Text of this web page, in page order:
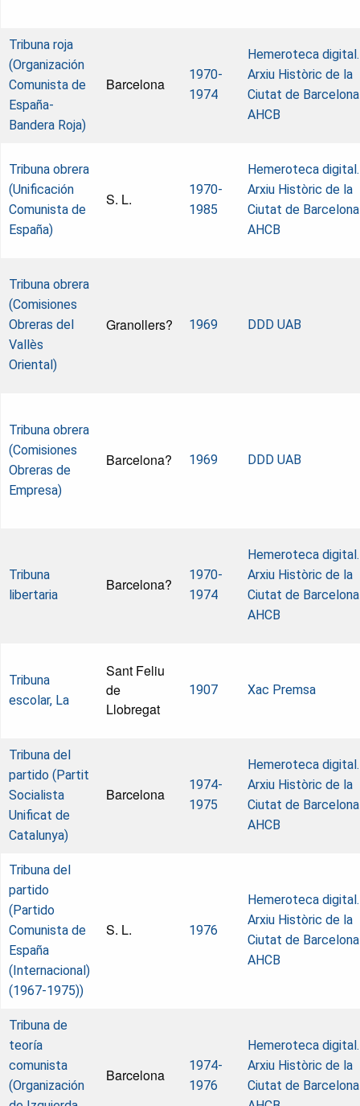
Tribuna roja
(Organización
Comunista de
España-
Bandera Roja)
Barcelona
1970-
1974
Hemeroteca digital.
Arxiu Històric de la
Ciutat de Barcelona
AHCB
Tribuna obrera
(Unificación
Comunista de
España)
S. L.
1970-
1985
Hemeroteca digital.
Arxiu Històric de la
Ciutat de Barcelona
AHCB
Tribuna obrera
(Comisiones
Obreras del
Vallès
Oriental)
Granollers? 1969 DDD UAB
Tribuna obrera
(Comisiones
Obreras de
Empresa)
Barcelona? 1969 DDD UAB
Tribuna
libertaria
Barcelona?
1970-
1974
Hemeroteca digital.
Arxiu Històric de la
Ciutat de Barcelona
AHCB
Tribuna
escolar, La
Sant Feliu
de
Llobregat
1907 Xac Premsa
Tribuna del
partido (Partit
Socialista
Unificat de
Catalunya)
Barcelona
1974-
1975
Hemeroteca digital.
Arxiu Històric de la
Ciutat de Barcelona
AHCB
Tribuna del
partido
(Partido
Comunista de
España
(Internacional)
(1967-1975))
S. L. 1976
Hemeroteca digital.
Arxiu Històric de la
Ciutat de Barcelona
AHCB
Tribuna de
teoría
comunista
(Organización
Barcelona
1974-
1976
Hemeroteca digital.
Arxiu Històric de la
Ciutat de Barcelona